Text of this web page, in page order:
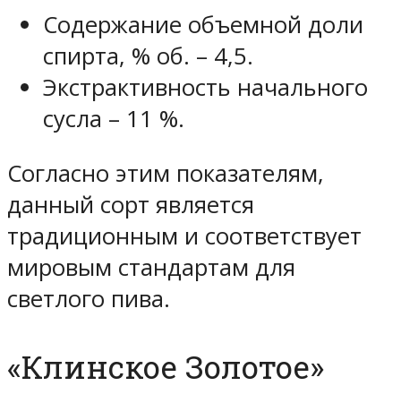
Содержание объемной доли
спирта, % об. – 4,5.
Экстрактивность начального
сусла – 11 %.
Согласно этим показателям,
данный сорт является
традиционным и соответствует
мировым стандартам для
светлого пива.
«Клинское Золотое»